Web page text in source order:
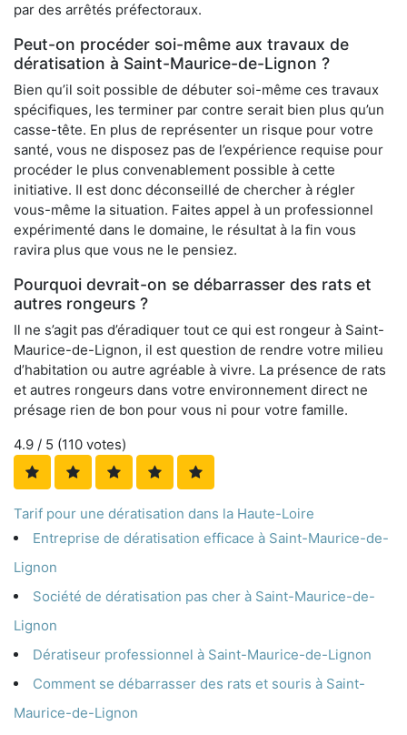
par des arrêtés préfectoraux.
Peut-on procéder soi-même aux travaux de
dératisation à Saint-Maurice-de-Lignon ?
Bien qu’il soit possible de débuter soi-même ces travaux
spécifiques, les terminer par contre serait bien plus qu’un
casse-tête. En plus de représenter un risque pour votre
santé, vous ne disposez pas de l’expérience requise pour
procéder le plus convenablement possible à cette
initiative. Il est donc déconseillé de chercher à régler
vous-même la situation. Faites appel à un professionnel
expérimenté dans le domaine, le résultat à la fin vous
ravira plus que vous ne le pensiez.
Pourquoi devrait-on se débarrasser des rats et
autres rongeurs ?
Il ne s’agit pas d’éradiquer tout ce qui est rongeur à Saint-
Maurice-de-Lignon, il est question de rendre votre milieu
d’habitation ou autre agréable à vivre. La présence de rats
et autres rongeurs dans votre environnement direct ne
présage rien de bon pour vous ni pour votre famille.
4.9 / 5 (110 votes)
Tarif pour une dératisation dans la Haute-Loire
Entreprise de dératisation efficace à Saint-Maurice-de-
Lignon
Société de dératisation pas cher à Saint-Maurice-de-
Lignon
Dératiseur professionnel à Saint-Maurice-de-Lignon
Comment se débarrasser des rats et souris à Saint-
Maurice-de-Lignon